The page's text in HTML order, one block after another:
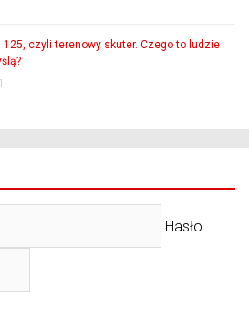
125, czyli terenowy skuter. Czego to ludzie
Hasło